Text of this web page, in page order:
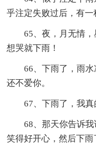
乎注定失败过后，有一
65、夜，月无情
想哭就下雨！
66、下雨了，雨
还不爱你。
67、下雨了，我
68、那天你告诉
笑得好开心，然后下雨